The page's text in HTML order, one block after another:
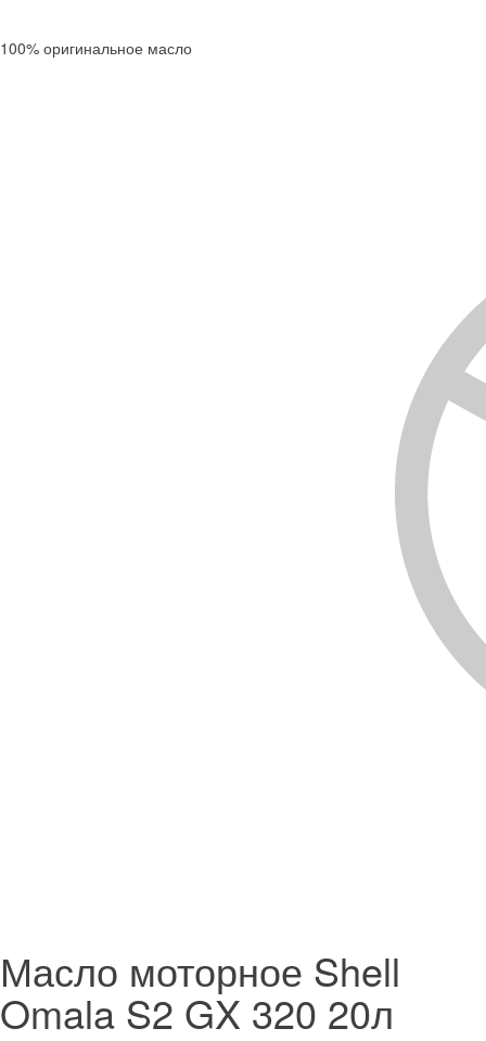
100% оригинальное масло
Масло моторное Shell
Omala S2 GX 320 20л